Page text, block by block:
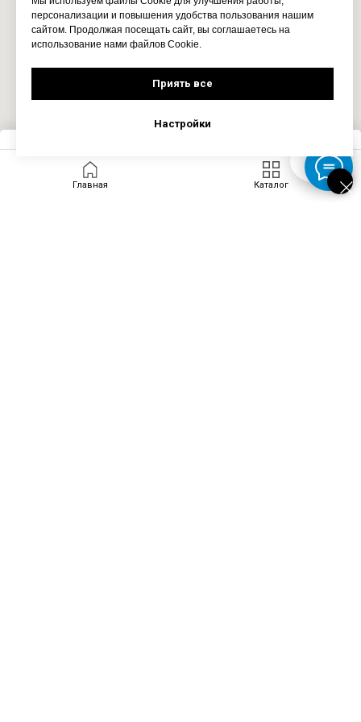
персонализации и повышения удобства пользования нашим
сайтом. Продолжая посещать сайт, вы соглашаетесь на
использование нами файлов Cookie.
Приять все
Настройки
Главная Каталог